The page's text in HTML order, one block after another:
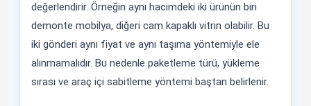
değerlendirir. Örneğin aynı hacimdeki iki ürünün biri
demonte mobilya, diğeri cam kapaklı vitrin olabilir. Bu
iki gönderi aynı fiyat ve aynı taşıma yöntemiyle ele
alınmamalıdır. Bu nedenle paketleme türü, yükleme
sırası ve araç içi sabitleme yöntemi baştan belirlenir.